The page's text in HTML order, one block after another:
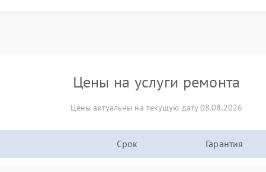
Цены на услуги ремонта
Цены актуальны на текущую дату 08.08.2026
Срок Гарантия